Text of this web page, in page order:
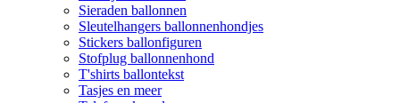
Sieraden ballonnen
Sleutelhangers ballonnenhondjes
Stickers ballonfiguren
Stofplug ballonnenhond
T'shirts ballontekst
Tasjes en meer